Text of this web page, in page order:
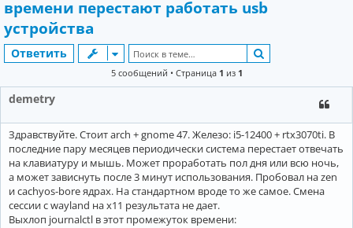
л
к
и
е
н
и
я
я
времени перестают работать usb
устройства
Ответить
5 сообщений • Страница 1 из 1
demetry
Здравствуйте. Стоит arch + gnome 47. Железо: i5-12400 + rtx3070ti. В
последние пару месяцев периодически система перестает отвечать
на клавиатуру и мышь. Может проработать пол дня или всю ночь,
а может зависнуть после 3 минут использования. Пробовал на zen
и cachyos-bore ядрах. На стандартном вроде то же самое. Смена
сессии c wayland на x11 результата не дает.
Выхлоп journalctl в этот промежуток времени: